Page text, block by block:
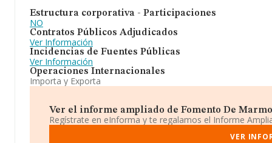
Estructura corporativa - Participaciones
NO
Contratos Públicos Adjudicados
Ver Información
Incidencias de Fuentes Públicas
Ver Información
Operaciones Internacionales
Importa y Exporta
Ver el informe ampliado de Fomento De
Regístrate en eInforma y te regalamos el Informe
VER